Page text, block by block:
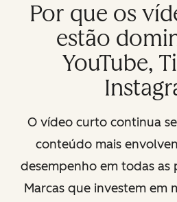
Por que os
estão
YouTube,
O vídeo curto continua
conteúdo mais
desempenho em todas as
Marcas que investem em